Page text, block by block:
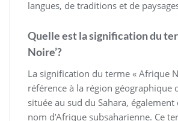
langues, de traditions et de
Quelle est la signification du
Noire’?
La signification du terme « Afrique
référence à la région géographique
située au sud du Sahara,
nom d’Afrique subsaharienne. Ce